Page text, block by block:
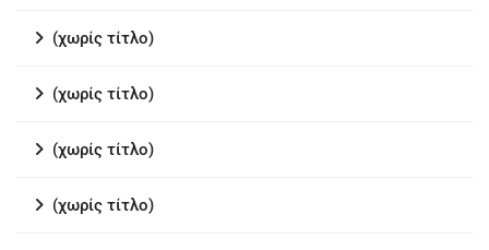
(χωρίς τίτλο)
(χωρίς τίτλο)
(χωρίς τίτλο)
(χωρίς τίτλο)